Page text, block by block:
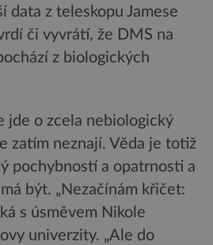
data z teleskopu Jamese
či vyvrátí, že DMS na
z biologických
jde o zcela nebiologický
zatím neznají. Věda je totiž
pochybností a opatrnosti a
být. „Nezačínám křičet:
s úsměvem Nikole
univerzity. „Ale do